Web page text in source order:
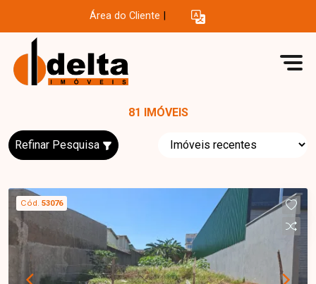
Área do Cliente
81 IMÓVEIS
Refinar Pesquisa
Cód. 53076